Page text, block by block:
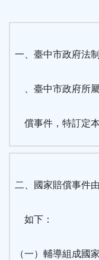
能
一、臺中市政府法
、臺中市政府所
償事件，特訂定本
二、國家賠償事件
如下：
（一）輔導組成國